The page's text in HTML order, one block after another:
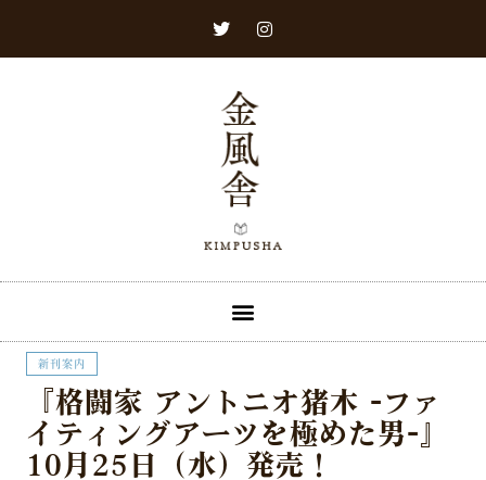
新刊案内​
『格闘家 アントニオ猪木 -ファ
イティングアーツを極めた男-』
10月25日（水）発売！